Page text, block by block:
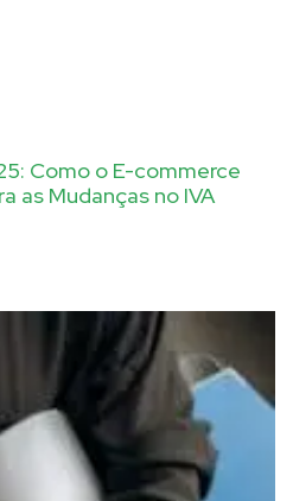
Como o E-commerce
as Mudanças no IVA